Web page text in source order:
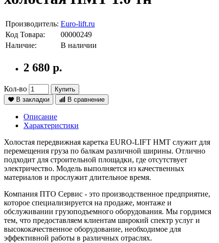
Производитель: Euro-lift.ru
Код Товара:
00000249
Наличие:
В наличии
2 680 р.
Кол-во
Купить
В закладки
В сравнение
Описание
Характеристики
Холостая передвижная каретка EURO-LIFT НМТ служит для
перемещения груза по балкам различной ширины. Отлично
подходит для строительной площадки, где отсутствует
электричество. Модель выполняется из качественных
материалов и прослужит длительное время.
Компания ПТО Сервис - это производственное предприятие,
которое специализируется на продаже, монтаже и
обслуживании грузоподъемного оборудования. Мы гордимся
тем, что предоставляем клиентам широкий спектр услуг и
высококачественное оборудование, необходимое для
эффективной работы в различных отраслях.